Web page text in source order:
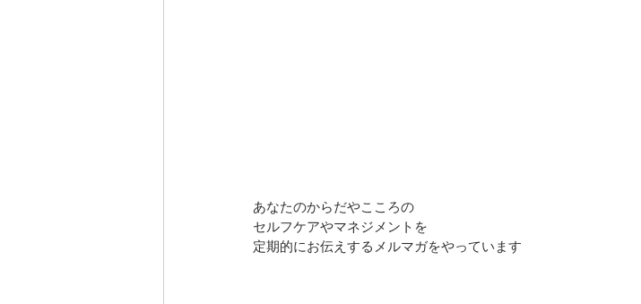
あなたのからだやこころの
セルフケアやマネジメントを
定期的にお伝えするメルマガをやっています